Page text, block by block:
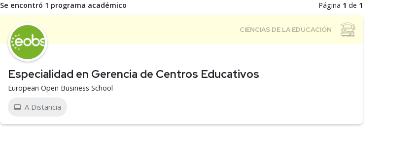
Se encontró 1 programa académico Página 1 de 1
Especialidad en Gerencia de Centros Educativos
European Open Business School
A Distancia